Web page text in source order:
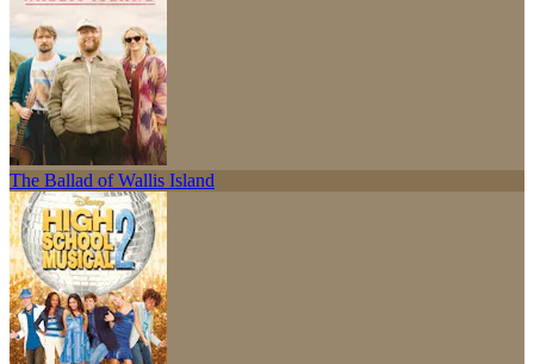
The Ballad of Wallis Island